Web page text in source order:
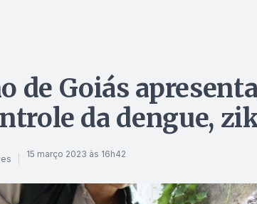
de Goiás
da dengue,
15 março 2023 às 16h42